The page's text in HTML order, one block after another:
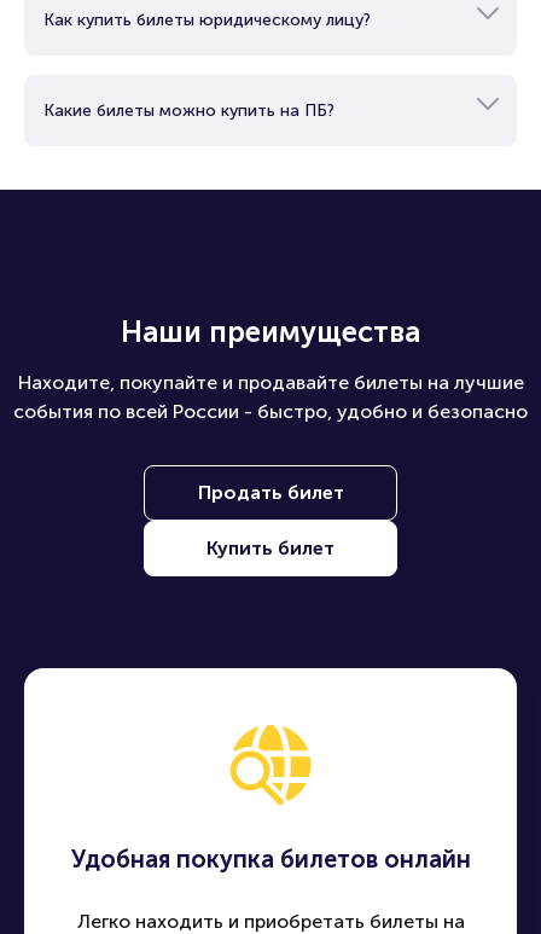
Как купить билеты юридическому лицу?
Какие билеты можно купить на ПБ?
Наши преимущества
Находите, покупайте и продавайте билеты на лучшие
события по всей России - быстро, удобно и безопасно
Продать билет
Купить билет
Удобная покупка билетов онлайн
Легко находить и приобретать билеты на